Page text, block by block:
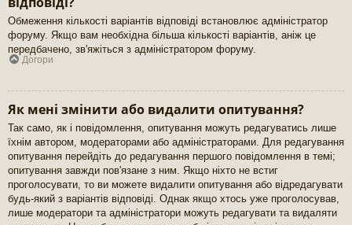
Обмеження кількості варіантів відповіді встановлює адміністратор
форуму. Якщо вам необхідна більша кількості варіантів, аніж це
передбачено, зв'яжіться з адміністратором форуму.
Догори
Як мені змінити або видалити опитування?
Так само, як і повідомлення, опитування можуть редагуватись лише
їхнім автором, модераторами або адміністраторами. Для редагування
опитування перейдіть до редагування першого повідомлення в темі;
опитування завжди пов'язане з ним. Якщо ніхто не встиг
проголосувати, то ви можете видалити опитування або відредагувати
будь-який з варіантів відповіді. Однак якщо хтось уже проголосував,
лише модератори та адміністратори можуть редагувати та видаляти